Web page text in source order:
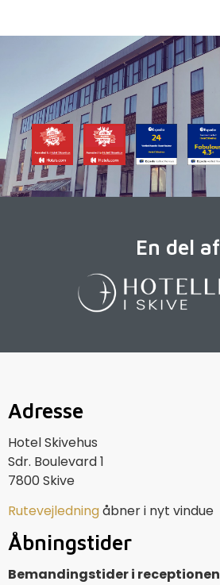
En del af
Adresse
Hotel Skivehus
Sdr. Boulevard 1
7800 Skive
Rutevejledningåbner i nyt vindue
Åbningstider
Bemandingstider i receptionen